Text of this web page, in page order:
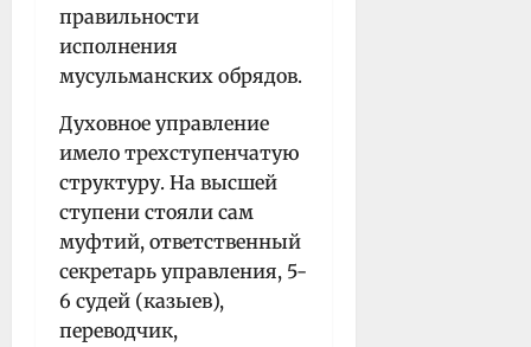
правильности
исполнения
мусульманских обрядов.
Духовное управление
имело трехступенчатую
структуру. На высшей
ступени стояли сам
муфтий, ответственный
секретарь управления, 5-
6 судей (казыев),
переводчик,